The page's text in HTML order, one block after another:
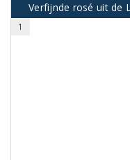
Verfijnde rosé uit de
1